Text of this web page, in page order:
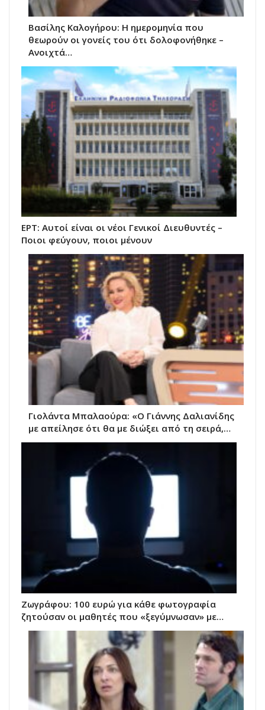
Βασίλης Καλογήρου: Η ημερομηνία που
θεωρούν οι γονείς του ότι δολοφονήθηκε –
Ανοιχτά…
ΕΡΤ: Αυτοί είναι οι νέοι Γενικοί Διευθυντές –
Ποιοι φεύγουν, ποιοι μένουν
Γιολάντα Μπαλαούρα: «Ο Γιάννης Δαλιανίδης
με απείλησε ότι θα με διώξει από τη σειρά,…
Ζωγράφου: 100 ευρώ για κάθε φωτογραφία
ζητούσαν οι μαθητές που «ξεγύμνωσαν» με…